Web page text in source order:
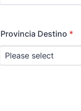
Provincia Destino *